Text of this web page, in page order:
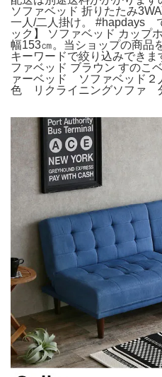
ソファベッド 折りたたみ
一人/二人掛け。 #hapdays
ック】 ソファベッド カップ
幅153㎝。当ショップの商品
キーワードで絞り込みできま
ファベッド ブラウン すのこ
ァーベッド ソファベッド
色 リクライニングソファ